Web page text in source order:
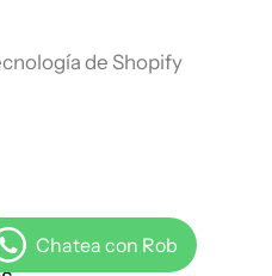
de Shopify